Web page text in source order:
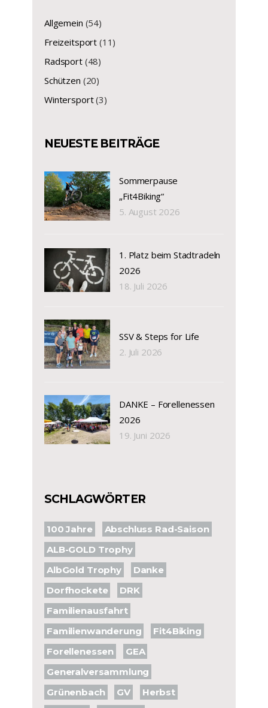
Allgemein (54)
Freizeitsport (11)
Radsport(48)
Schützen (20)
Wintersport(3)
NEUESTE BEITRÄGE
Sommerpause
„Fit4Biking“
5. August 2026
1. Platz beim Stadtradeln
2026
18. Juli 2026
SSV & Steps for Life
2. Juli 2026
DANKE – Forellenessen
2026
19. Juni 2026
SCHLAGWÖRTER
100 Jahre
Abschluss Rad-Saison
ALB-GOLD Trophy
AlbGold Trophy
Danke
Dorfhockete
DRK
Familienausfahrt
Familienwanderung
Fit4Biking
Forellenessen
GEA
Generalversammlung
Grünenbach
GV
Herbst